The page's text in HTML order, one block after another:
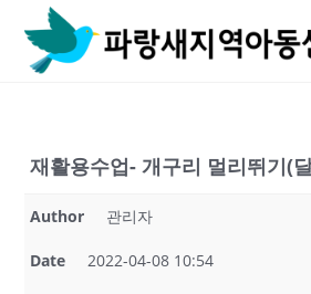
content
재활용수업- 개구리 멀리뛰기(
Author 관리자
Date 2022-04-08 10:54